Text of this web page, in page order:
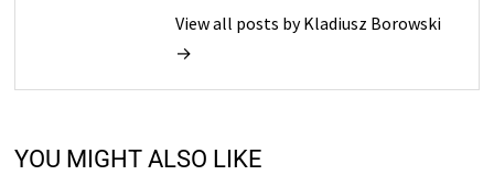
View all posts by Kladiusz Borowski
→
YOU MIGHT ALSO LIKE